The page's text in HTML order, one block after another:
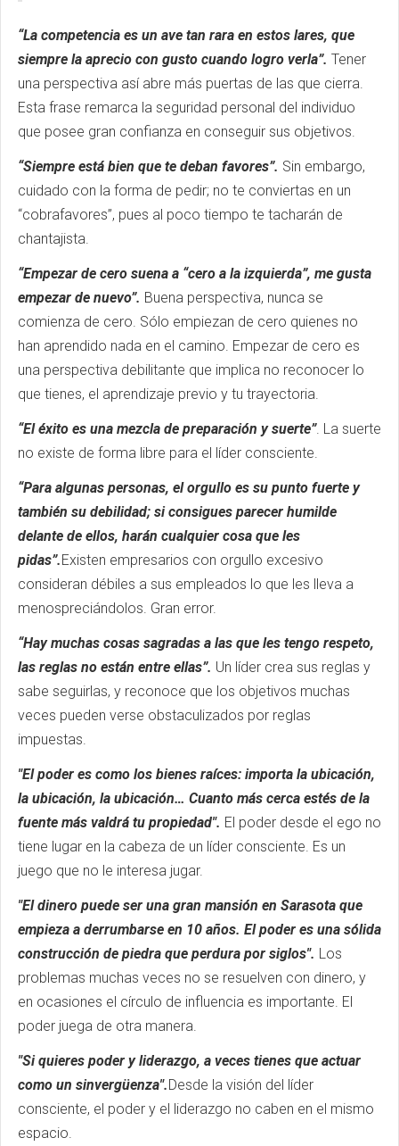
“La competencia es un ave tan rara en estos lares, que
siempre la aprecio con gusto cuando logro verla”. Tener
una perspectiva así abre más puertas de las que cierra.
Esta frase remarca la seguridad personal del individuo
que posee gran confianza en conseguir sus objetivos.
“Siempre está bien que te deban favores”. Sin embargo,
cuidado con la forma de pedir; no te conviertas en un
“cobrafavores”, pues al poco tiempo te tacharán de
chantajista.
“Empezar de cero suena a “cero a la izquierda”, me gusta
empezar de nuevo”. Buena perspectiva, nunca se
comienza de cero. Sólo empiezan de cero quienes no
han aprendido nada en el camino. Empezar de cero es
una perspectiva debilitante que implica no reconocer lo
que tienes, el aprendizaje previo y tu trayectoria.
“El éxito es una mezcla de preparación y suerte”. La suerte
no existe de forma libre para el líder consciente.
“Para algunas personas, el orgullo es su punto fuerte y
también su debilidad; si consigues parecer humilde
delante de ellos, harán cualquier cosa que les
pidas”.Existen empresarios con orgullo excesivo
consideran débiles a sus empleados lo que les lleva a
menospreciándolos. Gran error.
“Hay muchas cosas sagradas a las que les tengo respeto,
las reglas no están entre ellas”. Un líder crea sus reglas y
sabe seguirlas, y reconoce que los objetivos muchas
veces pueden verse obstaculizados por reglas
impuestas.
"El poder es como los bienes raíces: importa la ubicación,
la ubicación, la ubicación… Cuanto más cerca estés de la
fuente más valdrá tu propiedad". El poder desde el ego no
tiene lugar en la cabeza de un líder consciente. Es un
juego que no le interesa jugar.
"El dinero puede ser una gran mansión en Sarasota que
empieza a derrumbarse en 10 años. El poder es una sólida
construcción de piedra que perdura por siglos". Los
problemas muchas veces no se resuelven con dinero, y
en ocasiones el círculo de influencia es importante. El
poder juega de otra manera.
"Si quieres poder y liderazgo, a veces tienes que actuar
como un sinvergüenza".Desde la visión del líder
consciente, el poder y el liderazgo no caben en el mismo
espacio.